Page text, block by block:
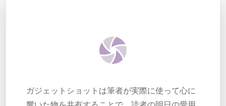
ガジェットショットは筆者が実際に使って心に